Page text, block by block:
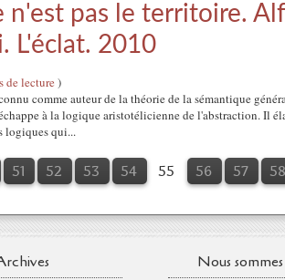
n'est pas le territoire.
L'éclat. 2010
de lecture)
comme auteur de la théorie de la sémantique
à la logique aristotélicienne de l'abstraction. Il
logiques qui...
51 52 53 54 55 56 57
Nous